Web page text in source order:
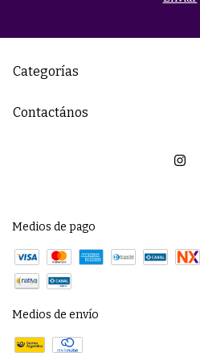
Categorías
Contactános
Medios de pago
Medios de envío